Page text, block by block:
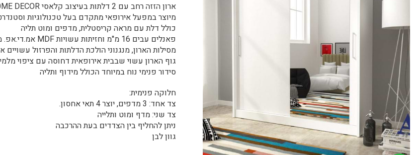
ארון הזזה רחב עם 2 דלתות בעיצוב קלאסי HOME DECOR
מיוצר במפעל אירופאי מתקדם בעל טכנולוגיות
כולל דלת עם מראה קריסטלית, מדפים ומוט תליה
פאנלים עבים 16 מ"מ וחזיתות עשויות MDF אמ.די.אפ. משובח.
מסילות הארון, מנגנוני הולכת הדלתות והפרזול עשויים
גוף הארון עשוי שבבית אירופאית דחוסה עם ציפוי
סידור פנימי נוח במיוחד הכולל מידוף ותליה
חלוקה פנימית:
צד אחד: 3 מדפים, יוצר 4 תאי אחסון.
צד שני: מדף ומוט ותלייה
ניתן להחליף בין הצדדים בעת ההרכבה
גוון לבן